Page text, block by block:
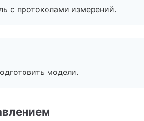
с протоколами измерений.
модели.